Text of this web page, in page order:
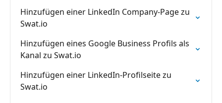
Hinzufügen einer LinkedIn Company-Page zu
Swat.io
Hinzufügen eines Google Business Profils als
Kanal zu Swat.io
Hinzufügen einer LinkedIn-Profilseite zu
Swat.io